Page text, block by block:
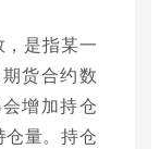
是指某一
货合约数
增加持仓
量。持仓